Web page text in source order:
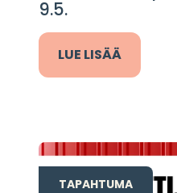
9.5.
LUE LISÄÄ
TAPAHTUMA